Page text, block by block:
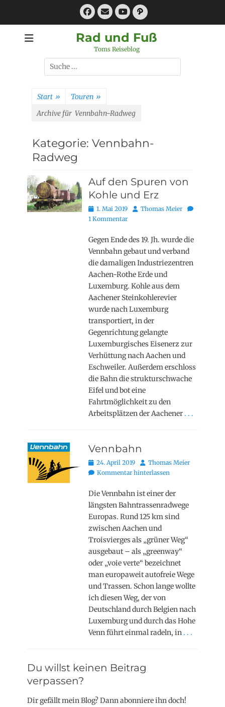
Facebook
E-
MailYouTube
Pfad
Rad und Fuß
Toms Reiseblog
Suchen
nach:
Start » Touren »
Archive für Vennbahn-Radweg
Kategorie: Vennbahn-
Radweg
Auf den Spuren von
Kohle und Erz
Posted
on
1. Mai 2019 AutorThomas Meier
1 Kommentar
Gegen Ende des 19. Jh. wurde die
Vennbahn gebaut und verband
die damaligen Industriezentren
Aachen-Rothe Erde und
Luxemburg. Kohle aus dem
Aachener Steinkohlerevier
wurde nach Luxemburg
transportiert, in der
Gegenrichtung gelangte
Luxemburgisches Eisenerz zur
Verhüttung nach Aachen und
Eschweiler. Außerdem erschloss
die Bahn die strukturschwache
Eifel und bot eine
Fahrtmöglichkeit zu den
Arbeitsplätzen der Aachener . . .
Vennbahn
Posted
on
24. April 2019 AutorThomas Meier
Kommentar hinterlassen
Die Vennbahn ist einer der
längsten Bahntrassenradwege
Europas. Rund 125 km sind
zwischen Aachen und
Troisvierges als „grüner Weg“
ausgebaut – als „greenway“
oder „voie verte“ bezeichnet
man europaweit autofreie Wege
und Trassen. Schon lange wollte
ich diesen Weg, der von
Deutschland durch Belgien nach
Luxemburg und durch das Hohe
Venn führt einmal radeln, in . . .
Du willst keinen Beitrag
verpassen?
Dir gefällt mein Blog? Dann abonniere ihn doch!